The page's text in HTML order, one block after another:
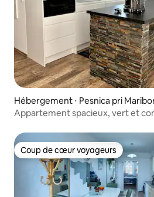
Hébergement ⋅ Pesnica pri
Appartement spacieux, vert et
Coup de cœur voyageurs
Coup de cœur voyageurs